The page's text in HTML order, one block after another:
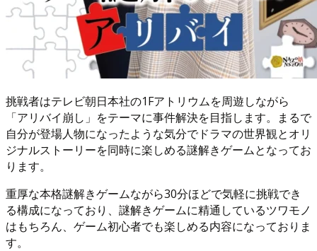
挑戦者はテレビ朝日本社の1Fアトリウムを周遊しながら
「アリバイ崩し」をテーマに事件解決を目指します。まるで
自分が登場人物になったような気分でドラマの世界観とオリ
ジナルストーリーを同時に楽しめる謎解きゲームとなってお
ります。
重厚な本格謎解きゲームながら30分ほどで気軽に挑戦でき
る構成になっており、謎解きゲームに精通しているツワモノ
はもちろん、ゲーム初心者でも楽しめる内容になっておりま
す。